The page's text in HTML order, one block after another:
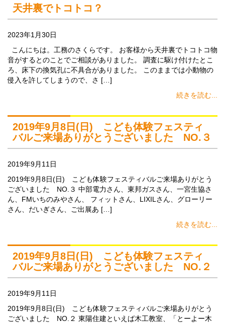
天井裏でトコトコ？
2023年1月30日
こんにちは。工務のさくらです。 お客様から天井裏でトコトコ物
音がするとのことでご相談がありました。 調査に駆け付けたとこ
ろ、床下の換気孔に不具合がありました。 このままでは小動物の
侵入を許してしまうので、さ […]
続きを読む...
2019年9月8日(日) こども体験フェスティ
バルご来場ありがとうございました NO.３
2019年9月11日
2019年9月8日(日) こども体験フェスティバルご来場ありがとう
ございました NO.３ 中部電力さん、東邦ガスさん、一宮生協さ
ん、FMいちのみやさん、 フィットさん、LIXILさん、グローリー
さん、だいぎさん、ご出展あ […]
続きを読む...
2019年9月8日(日) こども体験フェスティ
バルご来場ありがとうございました NO.２
2019年9月11日
2019年9月8日(日) こども体験フェスティバルご来場ありがとう
ございました NO.２ 東陽住建といえば木工教室、「とーよー木